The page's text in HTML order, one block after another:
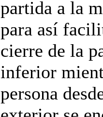
partida a la
para así
cierre de la
inferior
persona